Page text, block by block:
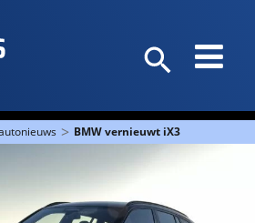
> BMW vernieuwt iX3